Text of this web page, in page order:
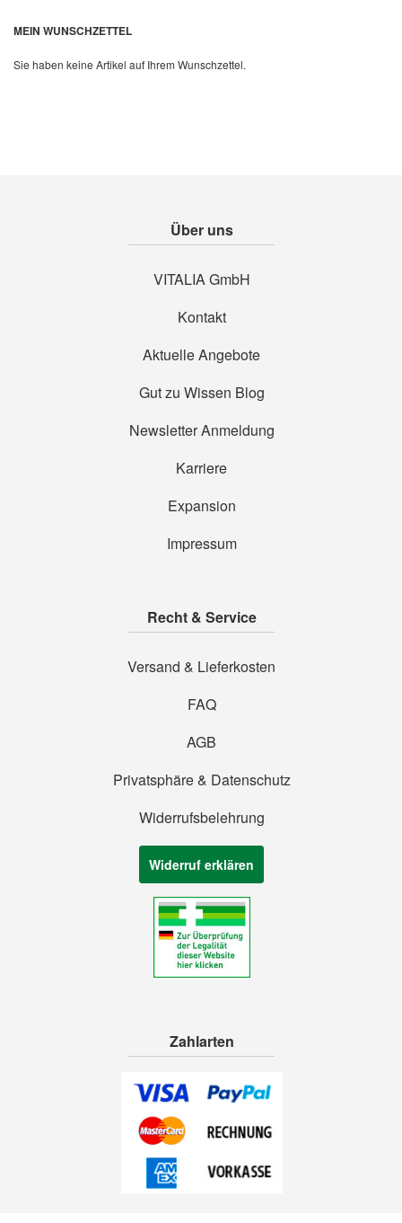
MEIN WUNSCHZETTEL
Sie haben keine Artikel auf Ihrem Wunschzettel.
Über uns
VITALIA GmbH
Kontakt
Aktuelle Angebote
Gut zu Wissen Blog
Newsletter Anmeldung
Karriere
Expansion
Impressum
Recht & Service
Versand & Lieferkosten
FAQ
AGB
Privatsphäre & Datenschutz
Widerrufsbelehrung
Widerruf erklären
Zahlarten